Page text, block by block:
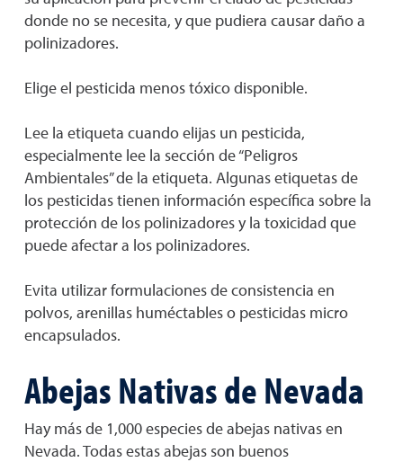
donde no se necesita, y que pudiera causar daño a
polinizadores.
Elige el pesticida menos tóxico disponible.
Lee la etiqueta cuando elijas un pesticida,
especialmente lee la sección de “Peligros
Ambientales” de la etiqueta. Algunas etiquetas de
los pesticidas tienen información específica sobre la
protección de los polinizadores y la toxicidad que
puede afectar a los polinizadores.
Evita utilizar formulaciones de consistencia en
polvos, arenillas huméctables o pesticidas micro
encapsulados.
Abejas Nativas de Nevada
Hay más de 1,000 especies de abejas nativas en
Nevada. Todas estas abejas son buenos